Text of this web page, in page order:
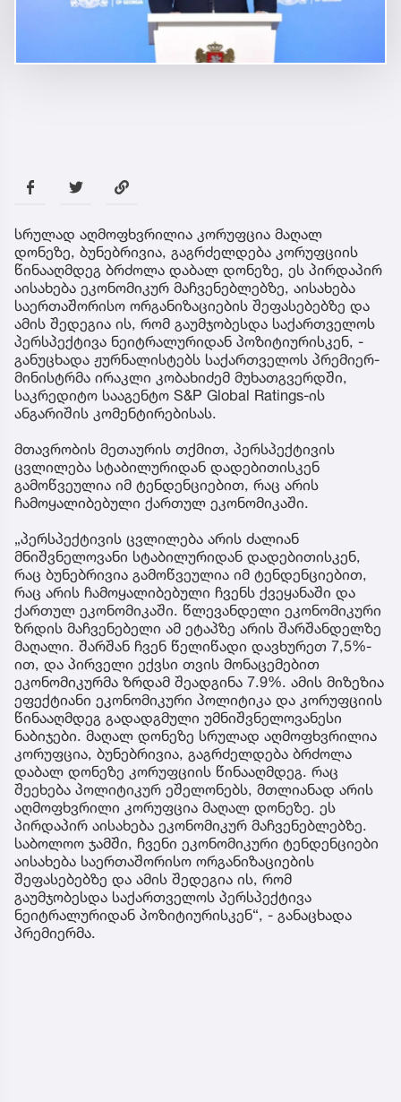
სრულად აღმოფხვრილია კორუფცია მაღალ
დონეზე, ბუნებრივია, გაგრძელდება კორუფციის
წინააღმდეგ ბრძოლა დაბალ დონეზე, ეს პირდაპირ
აისახება ეკონომიკურ მაჩვენებლებზე, აისახება
საერთაშორისო ორგანიზაციების შეფასებებზე და
ამის შედეგია ის, რომ გაუმჯობესდა საქართველოს
პერსპექტივა ნეიტრალურიდან პოზიტიურისკენ, -
განუცხადა ჟურნალისტებს საქართველოს პრემიერ-
მინისტრმა ირაკლი კობახიძემ მუხათგვერდში,
საკრედიტო სააგენტო S&P Global Ratings-ის
ანგარიშის კომენტირებისას.
მთავრობის მეთაურის თქმით, პერსპექტივის
ცვლილება სტაბილურიდან დადებითისკენ
გამოწვეულია იმ ტენდენციებით, რაც არის
ჩამოყალიბებული ქართულ ეკონომიკაში.
„პერსპექტივის ცვლილება არის ძალიან
მნიშვნელოვანი სტაბილურიდან დადებითისკენ,
რაც ბუნებრივია გამოწვეულია იმ ტენდენციებით,
რაც არის ჩამოყალიბებული ჩვენს ქვეყანაში და
ქართულ ეკონომიკაში. წლევანდელი ეკონომიკური
ზრდის მაჩვენებელი ამ ეტაპზე არის შარშანდელზე
მაღალი. შარშან ჩვენ წელიწადი დავხურეთ 7,5%-
ით, და პირველი ექვსი თვის მონაცემებით
ეკონომიკურმა ზრდამ შეადგინა 7.9%. ამის მიზეზია
ეფექტიანი ეკონომიკური პოლიტიკა და კორუფციის
წინააღმდეგ გადადგმული უმნიშვნელოვანესი
ნაბიჯები. მაღალ დონეზე სრულად აღმოფხვრილია
კორუფცია, ბუნებრივია, გაგრძელდება ბრძოლა
დაბალ დონეზე კორუფციის წინააღმდეგ. რაც
შეეხება პოლიტიკურ ეშელონებს, მთლიანად არის
აღმოფხვრილი კორუფცია მაღალ დონეზე. ეს
პირდაპირ აისახება ეკონომიკურ მაჩვენებლებზე.
საბოლოო ჯამში, ჩვენი ეკონომიკური ტენდენციები
აისახება საერთაშორისო ორგანიზაციების
შეფასებებზე და ამის შედეგია ის, რომ
გაუმჯობესდა საქართველოს პერსპექტივა
ნეიტრალურიდან პოზიტიურისკენ“, - განაცხადა
პრემიერმა.